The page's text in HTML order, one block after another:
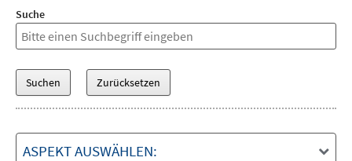
Suche
ASPEKT AUSWÄHLEN: